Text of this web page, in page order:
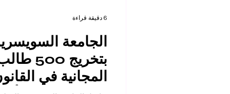
الجامعة
بتخريج
المجانية في
6 دقيقة قراءة